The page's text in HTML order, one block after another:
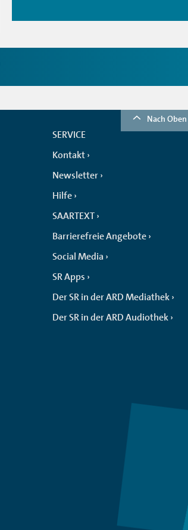
Nach Oben
SERVICE
Kontakt
Newsletter
Hilfe
SAARTEXT
Barrierefreie Angebote
Social Media
SR Apps
Der SR in der ARD Mediathek
Der SR in der ARD Audiothek